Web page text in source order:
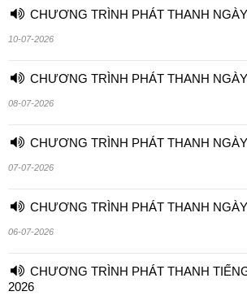
CHƯƠNG TRÌNH PHÁT THANH
10-07-2026
CHƯƠNG TRÌNH PHÁT THANH
08-07-2026
CHƯƠNG TRÌNH PHÁT THANH
07-07-2026
CHƯƠNG TRÌNH PHÁT THANH
06-07-2026
CHƯƠNG TRÌNH PHÁT THANH
2026